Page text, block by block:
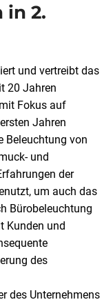
in 2.
und vertreibt das
20 Jahren
Fokus auf
Jahren
Beleuchtung von
und
der
um auch das
Bürobeleuchtung
Kunden und
des
des Unternehmens